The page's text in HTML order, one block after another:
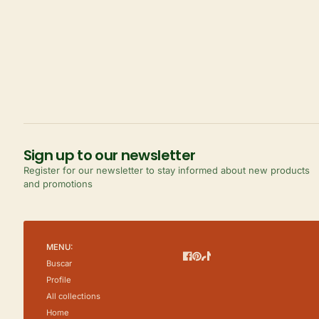
Sign up to our newsletter
Register for our newsletter to stay informed about new products
and promotions
MENU:
Buscar
Profile
All collections
Home
Facebook
Pinterest
TikTok